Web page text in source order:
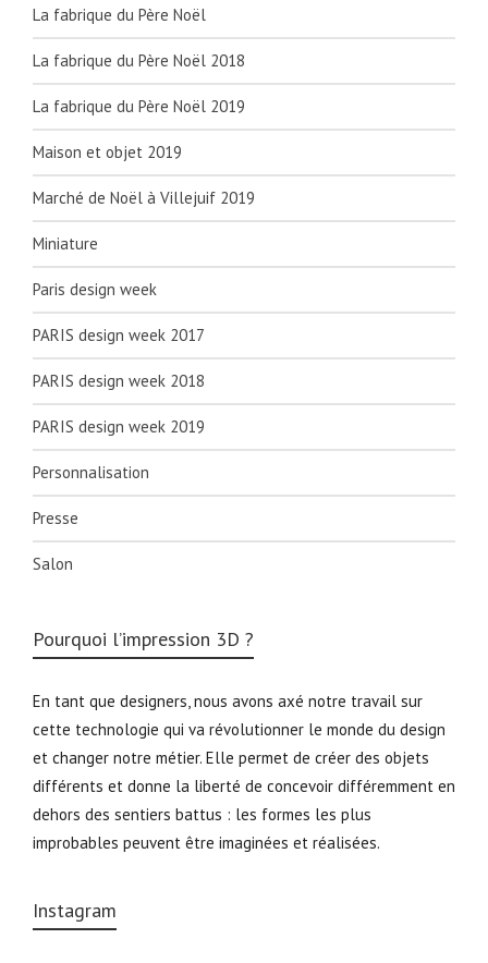
La fabrique du Père Noël
La fabrique du Père Noël 2018
La fabrique du Père Noël 2019
Maison et objet 2019
Marché de Noël à Villejuif 2019
Miniature
Paris design week
PARIS design week 2017
PARIS design week 2018
PARIS design week 2019
Personnalisation
Presse
Salon
Pourquoi l’impression 3D ?
En tant que designers, nous avons axé notre travail sur
cette technologie qui va révolutionner le monde du design
et changer notre métier. Elle permet de créer des objets
différents et donne la liberté de concevoir différemment en
dehors des sentiers battus : les formes les plus
improbables peuvent être imaginées et réalisées.
Instagram